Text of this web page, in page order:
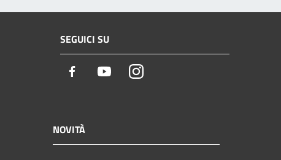
SEGUICI SU
Facebook YoutubeInstagram
NOVITÀ